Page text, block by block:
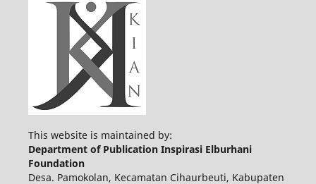
This website is maintained by:
Department of Publication Inspirasi Elburhani
Foundation
Desa. Pamokolan, Kecamatan Cihaurbeuti, Kabupaten